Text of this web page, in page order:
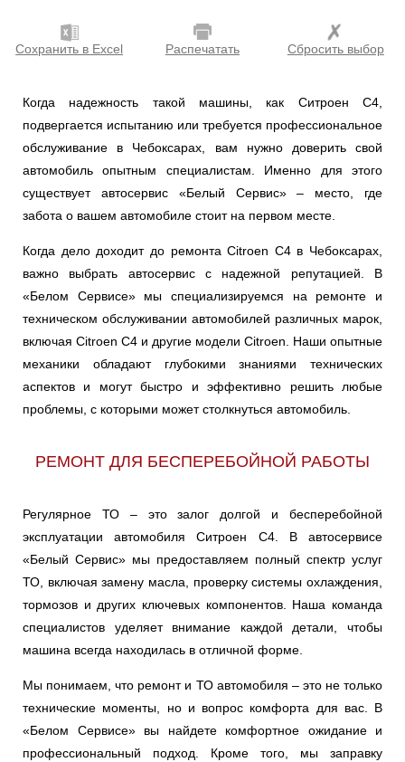
Сохранить в Excel Распечатать Сбросить выбор
Когда надежность такой машины, как Ситроен С4,
подвергается испытанию или требуется профессиональное
обслуживание в Чебоксарах, вам нужно доверить свой
автомобиль опытным специалистам. Именно для этого
существует автосервис «Белый Сервис» – место, где
забота о вашем автомобиле стоит на первом месте.
Когда дело доходит до ремонта Citroen C4 в Чебоксарах,
важно выбрать автосервис с надежной репутацией. В
«Белом Сервисе» мы специализируемся на ремонте и
техническом обслуживании автомобилей различных марок,
включая Citroen C4 и другие модели Citroen. Наши опытные
механики обладают глубокими знаниями технических
аспектов и могут быстро и эффективно решить любые
проблемы, с которыми может столкнуться автомобиль.
РЕМОНТ ДЛЯ БЕСПЕРЕБОЙНОЙ РАБОТЫ
Регулярное ТО – это залог долгой и бесперебойной
эксплуатации автомобиля Ситроен С4. В автосервисе
«Белый Сервис» мы предоставляем полный спектр услуг
ТО, включая замену масла, проверку системы охлаждения,
тормозов и других ключевых компонентов. Наша команда
специалистов уделяет внимание каждой детали, чтобы
машина всегда находилась в отличной форме.
Мы понимаем, что ремонт и ТО автомобиля – это не только
технические моменты, но и вопрос комфорта для вас. В
«Белом Сервисе» вы найдете комфортное ожидание и
профессиональный подход. Кроме того, мы заправку